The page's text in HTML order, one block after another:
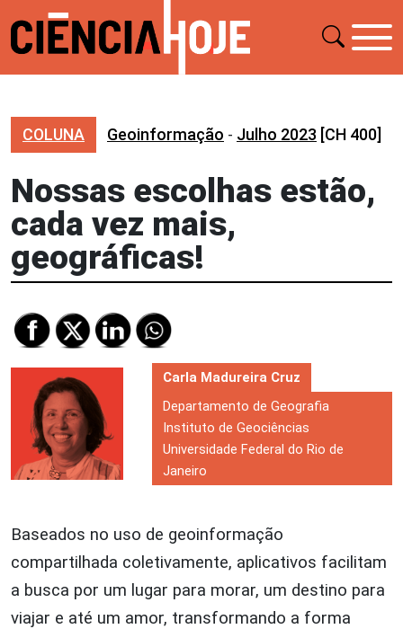
COLUNA Geoinformação - Julho 2023 [CH 400]
Nossas escolhas estão,
cada vez mais,
geográficas!
Carla Madureira Cruz
Departamento de Geografia
Instituto de Geociências
Universidade Federal do Rio de
Janeiro
Baseados no uso de geoinformação
compartilhada coletivamente, aplicativos facilitam
a busca por um lugar para morar, um destino para
viajar e até um amor, transformando a forma